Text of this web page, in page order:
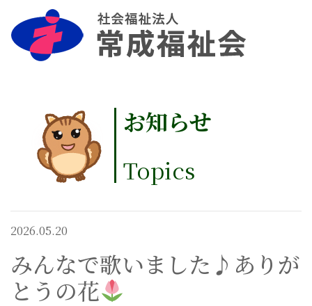
お知らせ
Topics
2026.05.20
みんなで歌いました♪ありが
とうの花